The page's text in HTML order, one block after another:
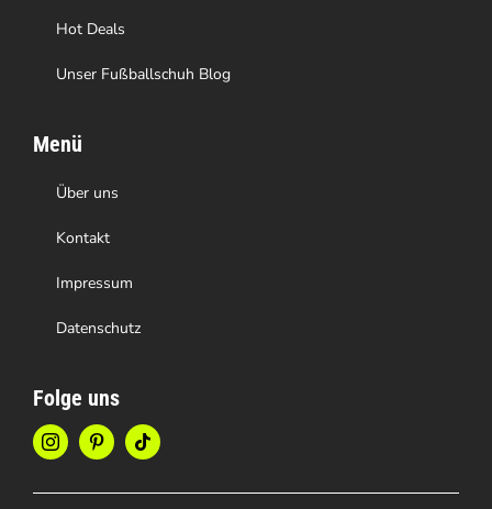
werden
Hot Deals
Unser Fußballschuh Blog
Menü
Über uns
Kontakt
Impressum
Datenschutz
Folge uns